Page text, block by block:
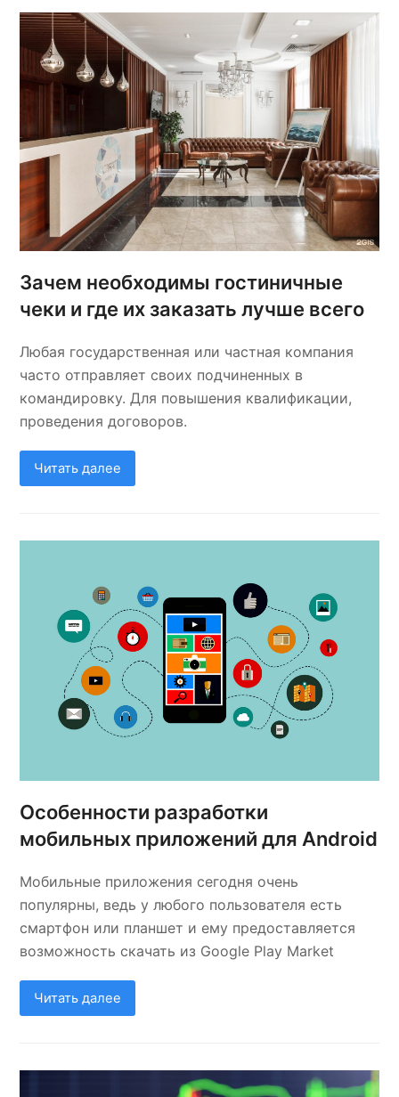
Зачем необходимы гостиничные
чеки и где их заказать лучше всего
Любая государственная или частная компания
часто отправляет своих подчиненных в
командировку. Для повышения квалификации,
проведения договоров.
Читать далее
Особенности разработки
мобильных приложений для Android
Мобильные приложения сегодня очень
популярны, ведь у любого пользователя есть
смартфон или планшет и ему предоставляется
возможность скачать из Google Play Market
Читать далее